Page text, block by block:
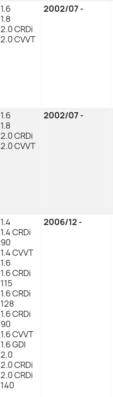
1.6
1.8
2.0 CRDi
2.0 CVVT
2002/07 -
1.6
1.8
2.0 CRDi
2.0 CVVT
2002/07 -
1.4
1.4 CRDi
90
1.4 CVVT
1.6
1.6 CRDi
115
1.6 CRDi
128
1.6 CRDi
90
1.6 CVVT
1.6 GDI
2.0
2.0 CRDi
2.0 CRDi
140
2006/12 -